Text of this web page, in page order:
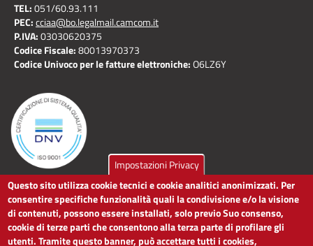
TEL:051/60.93.111
PEC:cciaa@bo.legalmail.camcom.it
P.IVA:03030620375
Codice Fiscale:80013970373
Codice Univoco per le fatture elettroniche:O6LZ6Y
LINK UTILI
Dichiarazione di accessibilità
Impostazioni Privacy
Questo sito utilizza cookie tecnici e cookie analitici anonimizzati. Per
consentire specifiche funzionalità quali la condivisione e/o la visione
di contenuti, possono essere installati, solo previo Suo consenso,
cookie di terze parti che consentono alla terza parte di profilare gli
utenti. Tramite questo banner, può accettare tutti i cookies,